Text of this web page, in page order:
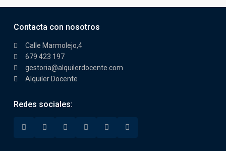
Contacta con nosotros
Calle Marmolejo,4
679 423 197
gestoria@alquilerdocente.com
Alquiler Docente
Redes sociales: